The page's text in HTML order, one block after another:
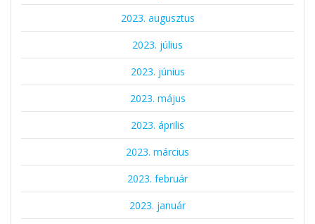
2023. augusztus
2023. július
2023. június
2023. május
2023. április
2023. március
2023. február
2023. január